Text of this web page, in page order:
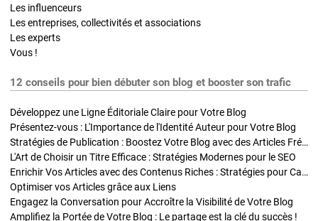
Les influenceurs
Les entreprises, collectivités et associations
Les experts
Vous !
12 conseils pour bien débuter son blog et booster son trafic
Développez une Ligne Éditoriale Claire pour Votre Blog
Présentez-vous : L'Importance de l'Identité Auteur pour Votre Blog
Stratégies de Publication : Boostez Votre Blog avec des Articles Fréquents et Exclusifs
L'Art de Choisir un Titre Efficace : Stratégies Modernes pour le SEO
Enrichir Vos Articles avec des Contenus Riches : Stratégies pour Captiver et Optimiser
Optimiser vos Articles grâce aux Liens
Engagez la Conversation pour Accroître la Visibilité de Votre Blog
Amplifiez la Portée de Votre Blog : Le partage est la clé du succès !